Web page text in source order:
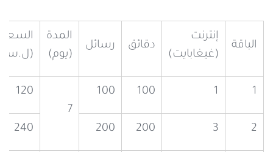
الباقة
إنترنت
(غيغابايت)
دقائق رسائل
المدة
(يوم)
السعر
1
1
100
100
7
120
2
3
200
200
240